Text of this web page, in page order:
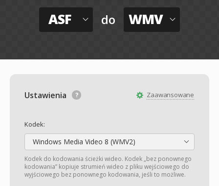
ASF do WMV
Zaawansowane
Ustawienia
Kodek:
Windows Media Video 8 (WMV2)
Kodek do kodowania ścieżki wideo. Kodek „bez ponownego
kodowania” kopiuje strumień wideo z pliku wejściowego do
wyjściowego bez ponownego kodowania, jeśli to możliwe.